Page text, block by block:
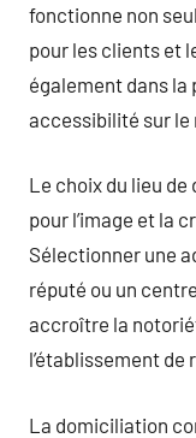
fonctionne non
pour les clients et
également dans la
accessibilité sur le
Le choix du lieu
pour l’image et la
Sélectionner une
réputé ou un
accroître la
l’établissement
La domiciliation